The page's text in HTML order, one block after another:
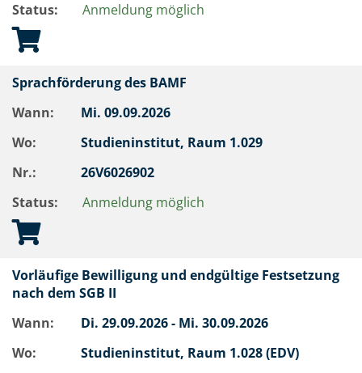
Status:
Anmeldung möglich
Sprachförderung des BAMF
Wann:
Mi. 09.09.2026
Wo:
Studieninstitut, Raum 1.029
Nr.:
26V6026902
Status:
Anmeldung möglich
Vorläufige Bewilligung und endgültige Festsetzung
nach dem SGB II
Wann:
Di. 29.09.2026 - Mi. 30.09.2026
Wo:
Studieninstitut, Raum 1.028 (EDV)